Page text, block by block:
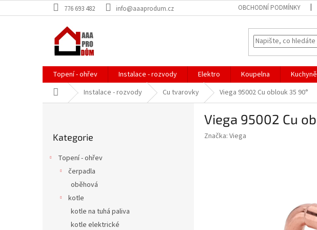
na
776 693 482 info@aaaprodum.cz OBCHODNÍ PODMÍNKY
Topení - ohřev Instalace - rozvody Elektro Koupelna Kuchyně
Domů Instalace - rozvody Cu tvarovky Viega 95002 Cu oblouk 35 90°
kategorie
Kategorie
Topení - ohřev
čerpadla
oběhová
kotle
kotle na tuhá paliva
kotle elektrické
Viega 95002 Cu
Značka: Viega